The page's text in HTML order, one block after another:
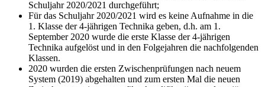
Schuljahr 2020/2021 durchgeführt;
Für das Schuljahr 2020/2021 wird es keine Aufnahme in die
1. Klasse der 4-jährigen Technika geben, d.h. am 1.
September 2020 wurde die erste Klasse der 4-jährigen
Technika aufgelöst und in den Folgejahren die nachfolgenden
Klassen.
2020 wurden die ersten Zwischenprüfungen nach neuem
System (2019) abgehalten und zum ersten Mal die neuen